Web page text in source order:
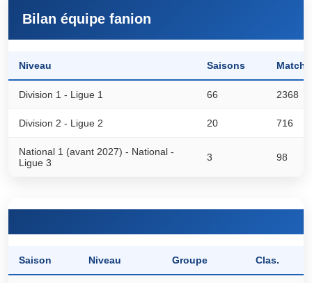
Bilan équipe fanion
Niveau Saisons Matchs
Division 1 - Ligue 1 66 2368
Division 2 - Ligue 2 20 716
National 1 (avant 2027) - National -
Ligue 3
3 98
Saison Niveau Groupe Clas.